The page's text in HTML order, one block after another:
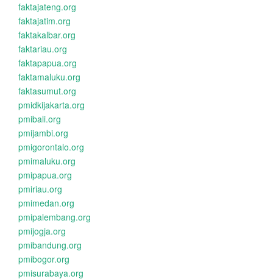
faktajateng.org
faktajatim.org
faktakalbar.org
faktariau.org
faktapapua.org
faktamaluku.org
faktasumut.org
pmidkijakarta.org
pmibali.org
pmijambi.org
pmigorontalo.org
pmimaluku.org
pmipapua.org
pmiriau.org
pmimedan.org
pmipalembang.org
pmijogja.org
pmibandung.org
pmibogor.org
pmisurabaya.org